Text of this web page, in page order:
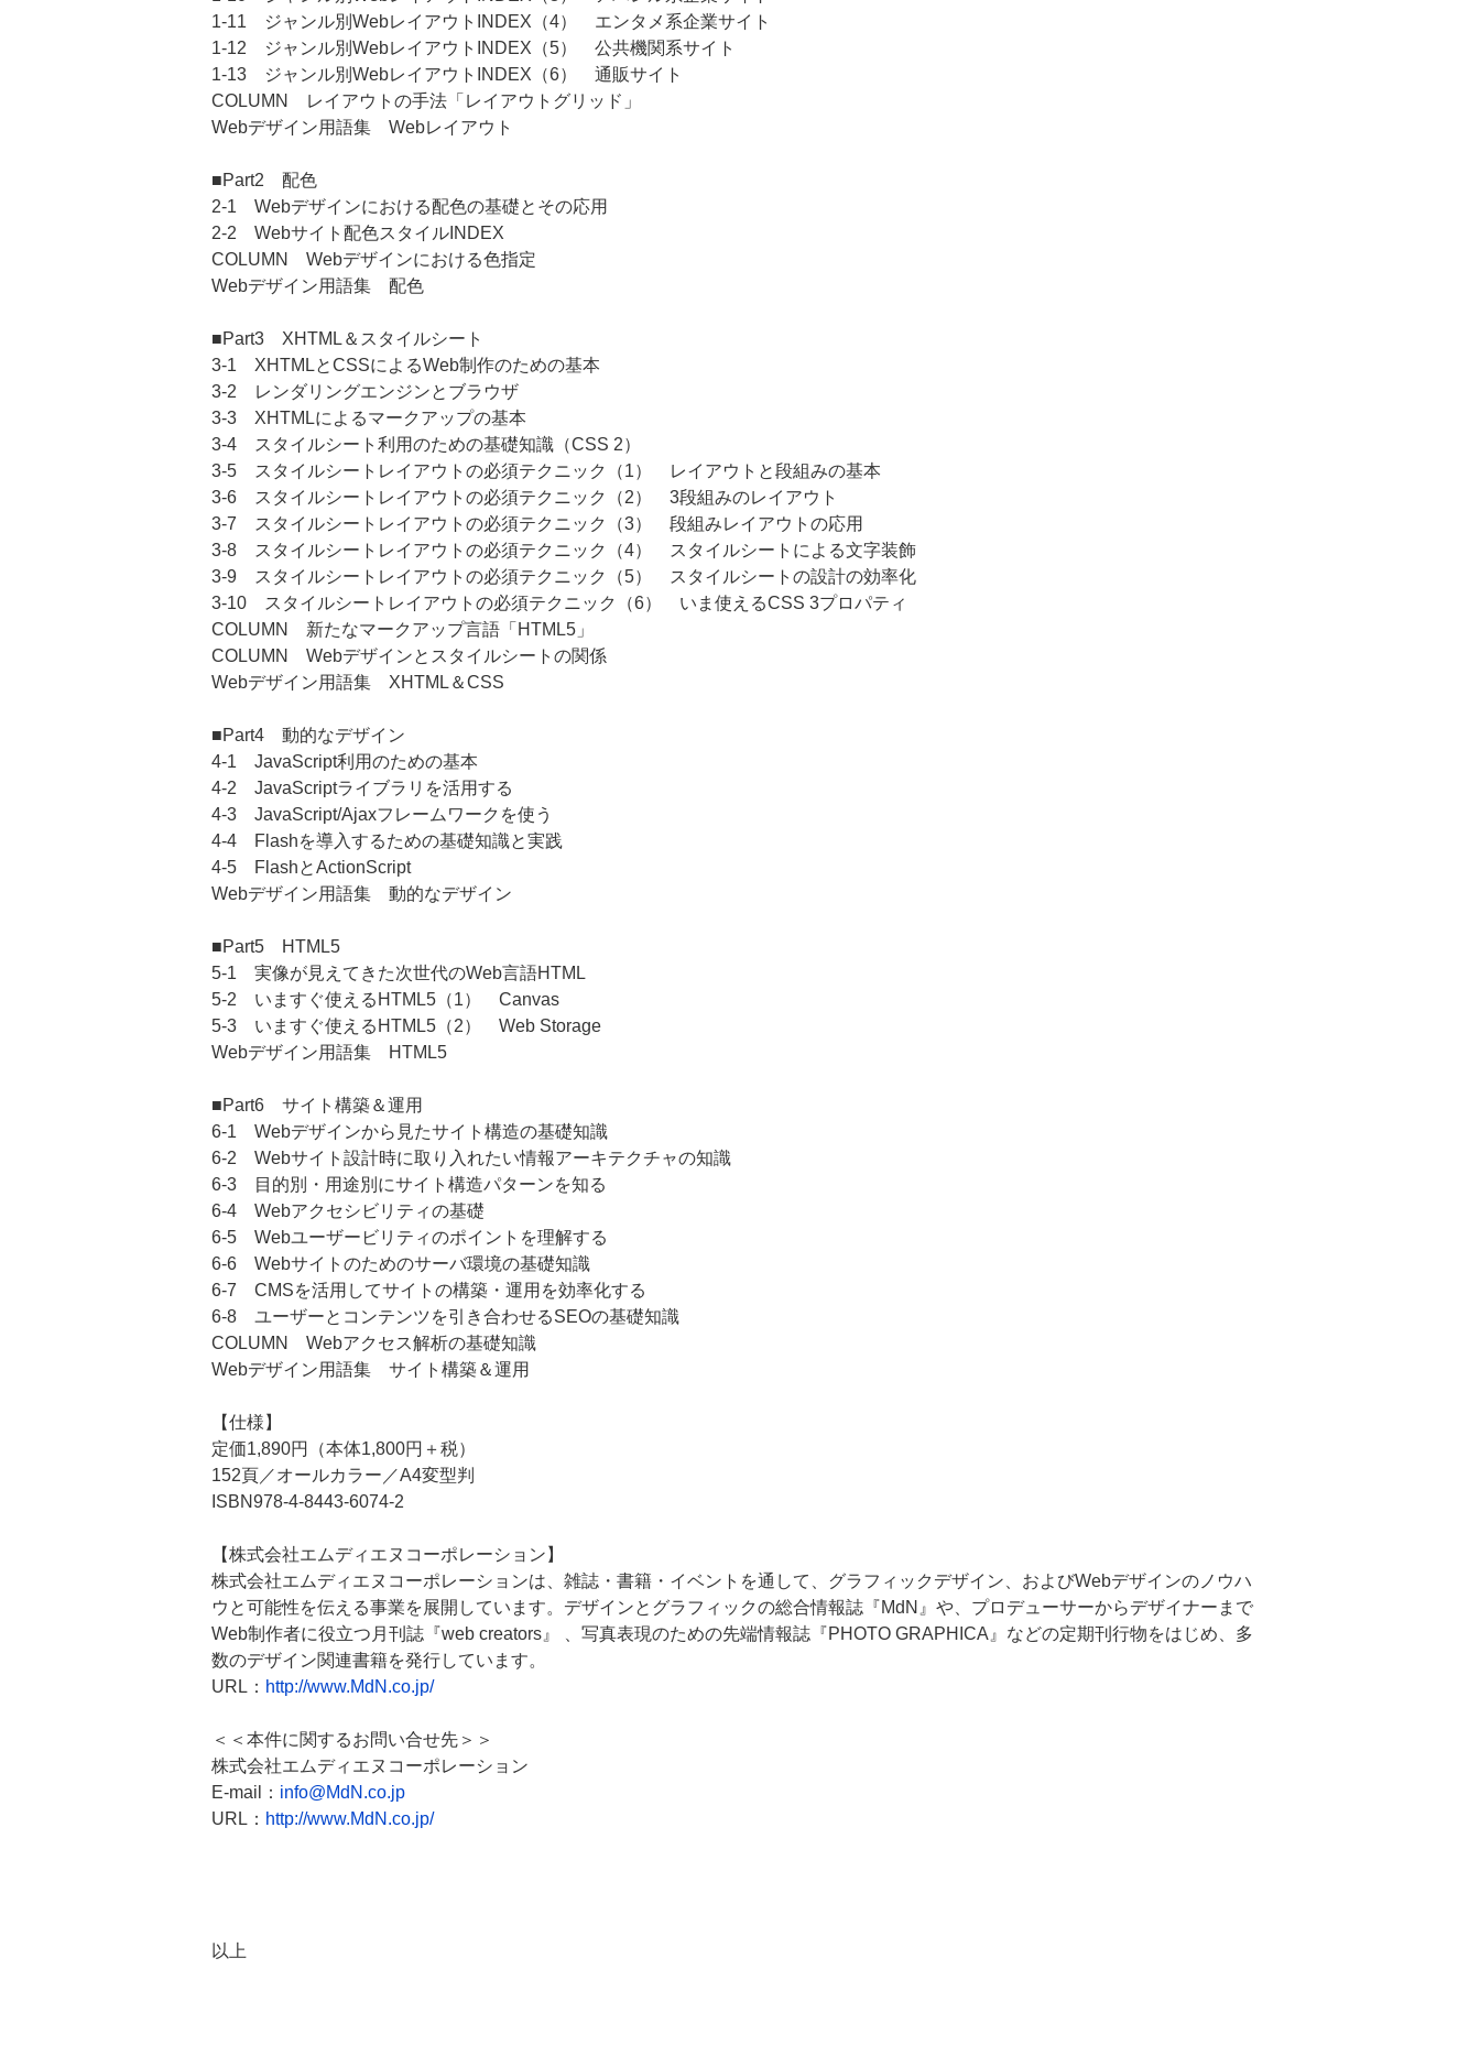
1-11 ジャンル別WebレイアウトINDEX（4） エンタメ系企業サイト
1-12 ジャンル別WebレイアウトINDEX（5） 公共機関系サイト
1-13 ジャンル別WebレイアウトINDEX（6） 通販サイト
COLUMN レイアウトの手法「レイアウトグリッド」
Webデザイン用語集 Webレイアウト
■Part2 配色
2-1 Webデザインにおける配色の基礎とその応用
2-2 Webサイト配色スタイルINDEX
COLUMN Webデザインにおける色指定
Webデザイン用語集 配色
■Part3 XHTML＆スタイルシート
3-1 XHTMLとCSSによるWeb制作のための基本
3-2 レンダリングエンジンとブラウザ
3-3 XHTMLによるマークアップの基本
3-4 スタイルシート利用のための基礎知識（CSS 2）
3-5 スタイルシートレイアウトの必須テクニック（1） レイアウトと段組みの基本
3-6 スタイルシートレイアウトの必須テクニック（2） 3段組みのレイアウト
3-7 スタイルシートレイアウトの必須テクニック（3） 段組みレイアウトの応用
3-8 スタイルシートレイアウトの必須テクニック（4） スタイルシートによる文字装飾
3-9 スタイルシートレイアウトの必須テクニック（5） スタイルシートの設計の効率化
3-10 スタイルシートレイアウトの必須テクニック（6） いま使えるCSS 3プロパティ
COLUMN 新たなマークアップ言語「HTML5」
COLUMN Webデザインとスタイルシートの関係
Webデザイン用語集 XHTML＆CSS
■Part4 動的なデザイン
4-1 JavaScript利用のための基本
4-2 JavaScriptライブラリを活用する
4-3 JavaScript/Ajaxフレームワークを使う
4-4 Flashを導入するための基礎知識と実践
4-5 FlashとActionScript
Webデザイン用語集 動的なデザイン
■Part5 HTML5
5-1 実像が見えてきた次世代のWeb言語HTML
5-2 いますぐ使えるHTML5（1） Canvas
5-3 いますぐ使えるHTML5（2） Web Storage
Webデザイン用語集 HTML5
■Part6 サイト構築＆運用
6-1 Webデザインから見たサイト構造の基礎知識
6-2 Webサイト設計時に取り入れたい情報アーキテクチャの知識
6-3 目的別・用途別にサイト構造パターンを知る
6-4 Webアクセシビリティの基礎
6-5 Webユーザービリティのポイントを理解する
6-6 Webサイトのためのサーバ環境の基礎知識
6-7 CMSを活用してサイトの構築・運用を効率化する
6-8 ユーザーとコンテンツを引き合わせるSEOの基礎知識
COLUMN Webアクセス解析の基礎知識
Webデザイン用語集 サイト構築＆運用
【仕様】
定価1,890円（本体1,800円＋税）
152頁／オールカラー／A4変型判
ISBN978-4-8443-6074-2
【株式会社エムディエヌコーポレーション】
株式会社エムディエヌコーポレーションは、雑誌・書籍・イベントを通して、グラフィックデザイン、およびWebデザインのノウハ
ウと可能性を伝える事業を展開しています。デザインとグラフィックの総合情報誌『MdN』や、プロデューサーからデザイナーまで
Web制作者に役立つ月刊誌『web creators』 、写真表現のための先端情報誌『PHOTO GRAPHICA』などの定期刊行物をはじめ、多
数のデザイン関連書籍を発行しています。
URL： http://www.MdN.co.jp/
＜＜本件に関するお問い合せ先＞＞
株式会社エムディエヌコーポレーション
E-mail： info@MdN.co.jp
URL： http://www.MdN.co.jp/
以上